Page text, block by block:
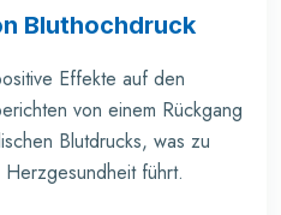
Bluthochdruck
Effekte auf den
von einem Rückgang
Blutdrucks, was zu
führt.